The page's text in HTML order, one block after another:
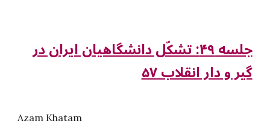
جلسه ۴۹: تشکّل دانشگاهیان ایران در
گیر و دار انقلاب ۵۷
Azam Khatam